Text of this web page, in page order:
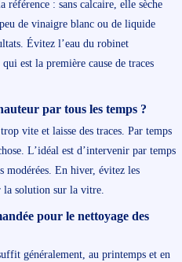
référence : sans calcaire, elle sèche
de vinaigre blanc ou de liquide
Évitez l’eau du robinet
est la première cause de traces
par tous les temps ?
vite et laisse des traces. Par temps
L’idéal est d’intervenir par temps
modérées. En hiver, évitez les
la solution sur la vitre.
pour le nettoyage des
généralement, au printemps et en